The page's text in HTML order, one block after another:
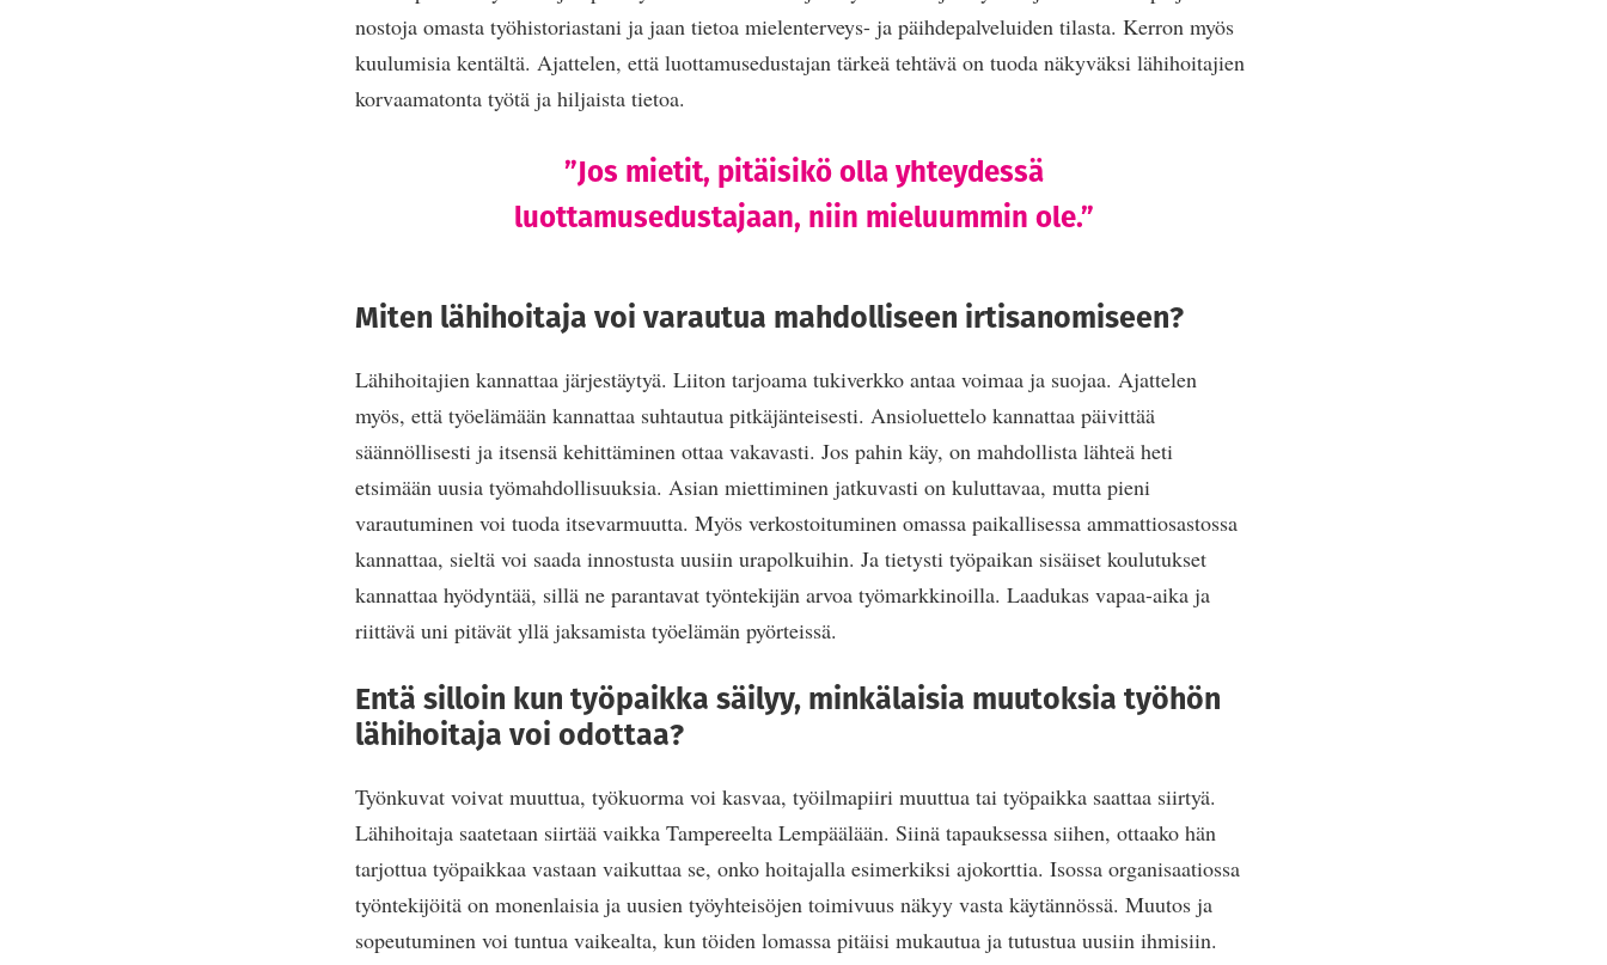
nostoja omasta työhistoriastani ja jaan tietoa mielenterveys- ja päihdepalveluiden tilasta. Kerron myös
kuulumisia kentältä. Ajattelen, että luottamusedustajan tärkeä tehtävä on tuoda näkyväksi lähihoitajien
korvaamatonta työtä ja hiljaista tietoa.
”Jos mietit, pitäisikö olla yhteydessä
luottamusedustajaan, niin mieluummin ole.”
Miten lähihoitaja voi varautua mahdolliseen irtisanomiseen?
Lähihoitajien kannattaa järjestäytyä. Liiton tarjoama tukiverkko antaa voimaa ja suojaa. Ajattelen
myös, että työelämään kannattaa suhtautua pitkäjänteisesti. Ansioluettelo kannattaa päivittää
säännöllisesti ja itsensä kehittäminen ottaa vakavasti. Jos pahin käy, on mahdollista lähteä heti
etsimään uusia työmahdollisuuksia. Asian miettiminen jatkuvasti on kuluttavaa, mutta pieni
varautuminen voi tuoda itsevarmuutta. Myös verkostoituminen omassa paikallisessa ammattiosastossa
kannattaa, sieltä voi saada innostusta uusiin urapolkuihin. Ja tietysti työpaikan sisäiset koulutukset
kannattaa hyödyntää, sillä ne parantavat työntekijän arvoa työmarkkinoilla. Laadukas vapaa-aika ja
riittävä uni pitävät yllä jaksamista työelämän pyörteissä.
Entä silloin kun työpaikka säilyy, minkälaisia muutoksia työhön
lähihoitaja voi odottaa?
Työnkuvat voivat muuttua, työkuorma voi kasvaa, työilmapiiri muuttua tai työpaikka saattaa siirtyä.
Lähihoitaja saatetaan siirtää vaikka Tampereelta Lempäälään. Siinä tapauksessa siihen, ottaako hän
tarjottua työpaikkaa vastaan vaikuttaa se, onko hoitajalla esimerkiksi ajokorttia. Isossa organisaatiossa
työntekijöitä on monenlaisia ja uusien työyhteisöjen toimivuus näkyy vasta käytännössä. Muutos ja
sopeutuminen voi tuntua vaikealta, kun töiden lomassa pitäisi mukautua ja tutustua uusiin ihmisiin.